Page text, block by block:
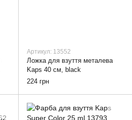
Артикул: 13552
Ложка для взуття металева
Kaps 40 см, black
224 грн